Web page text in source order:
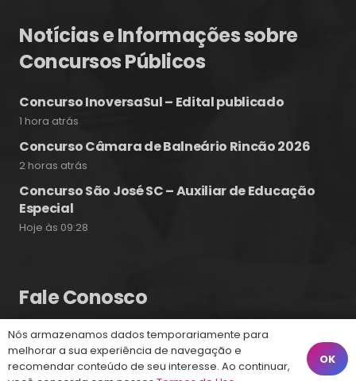
Notícias e Informações sobre
Concursos Públicos
Concurso InoversaSul – Edital publicado
1 hora atrás
Concurso Câmara de Balneário Rincão 2026
2 horas atrás
Concurso São José SC – Auxiliar de Educação
Especial
Hoje às 09:28
Fale Conosco
(48) 99828-9929
Calçadão João Pinto, 212 – Centro
Nós armazenamos dados temporariamente para
melhorar a sua experiência de navegação e
recomendar conteúdo de seu interesse. Ao continuar,
OK